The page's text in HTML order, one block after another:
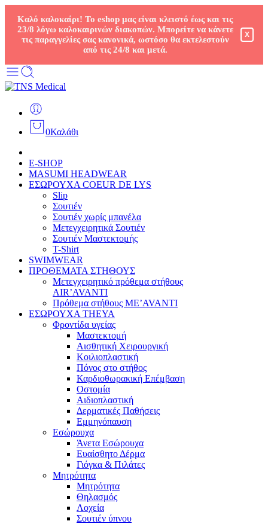
Καλό καλοκαίρι! Το eshop μας είναι κλειστό έως και τις
23/8 λόγω καλοκαιρινών διακοπών. Μπορείτε να κάνετε
τις παραγγελίες σας κανονικά, ωστόσο θα εκτελεστούν
από τις 24/8 και μετά.
X
0Καλάθι
E-SHOP
MASUMI HEADWEAR
ΕΣΩΡΟΥΧΑ COEUR DE LYS
Slip
Σουτιέν
Σουτιέν χωρίς μπανέλα
Μετεγχειρητικά Σουτιέν
Σουτιέν Μαστεκτομής
T-Shirt
SWIMWEAR
ΠΡΟΘΕΜΑΤΑ ΣΤΗΘΟΥΣ
Μετεγχειρητικό πρόθεμα στήθους
AIR’AVANTI
Πρόθεμα στήθους ME’AVANTI
ΕΣΩΡΟΥΧΑ THEYA
Φροντίδα υγείας
Μαστεκτομή
Αισθητική Χειρουργική
Κοιλιοπλαστική
Πόνος στο στήθος
Καρδιοθωρακική Επέμβαση
Οστομία
Αιδιοπλαστική
Δερματικές Παθήσεις
Εμμηνόπαυση
Εσώρουχα
Άνετα Εσώρουχα
Ευαίσθητο Δέρμα
Γιόγκα & Πιλάτες
Μητρότητα
Μητρότητα
Θηλασμός
Λοχεία
Σουτιέν ύπνου